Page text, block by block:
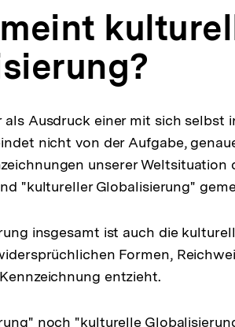
als Ausdruck einer mit sich
nicht von der Aufgabe,
unserer Weltsituation
"kultureller Globalisierung"
insgesamt ist auch die
Formen,
entzieht.
noch "kulturelle